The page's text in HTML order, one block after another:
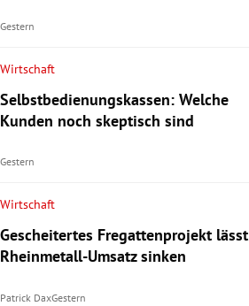
Gestern
Wirtschaft
Selbstbedienungskassen: Welche
Kunden noch skeptisch sind
Gestern
Wirtschaft
Gescheitertes Fregattenprojekt lässt
Rheinmetall-Umsatz sinken
Patrick DaxGestern